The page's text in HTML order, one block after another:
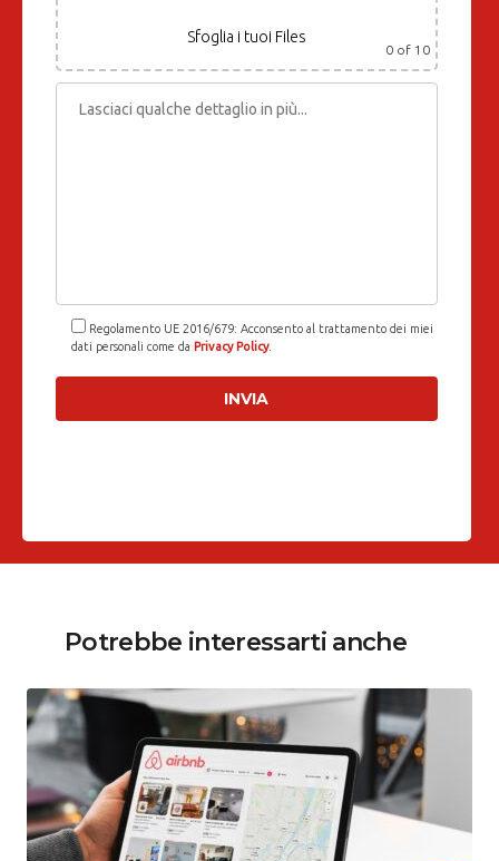
Sfoglia i tuoi Files
0 of 10
Regolamento UE 2016/679: Acconsento al trattamento dei miei
dati personali come da Privacy Policy.
Potrebbe interessarti anche